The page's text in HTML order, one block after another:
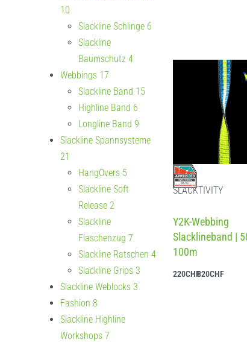
10
Slackline Schlinge 6
Slackline
Baumschutz 4
Webbings 17
Slackline Band 15
Highline Band 6
Longline Band 9
Slackline Spannsysteme
21
HangOvers 5
Slackline Soft
Release 2
Slackline
Flaschenzug 7
Slackline Ratschen 4
Slackline Grips 3
Slackline Weblocks 3
Fashion 8
Slackline Highline
Workshops 7
SLACKTIVITY
Y2K-Webbing
Slacklineband |
100m
220CHF820CHF